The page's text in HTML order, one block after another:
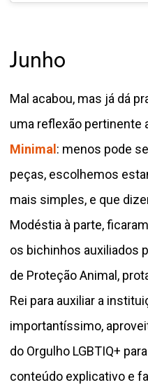
Junho
Mal acabou, mas já dá
uma reflexão pertinente
Minimal : menos pode
peças, escolhemos
mais simples, e que
Modéstia à parte,
os bichinhos auxiliados
de Proteção Animal,
Rei para auxiliar a
importantíssimo,
do Orgulho LGBTIQ+
conteúdo explicativo e